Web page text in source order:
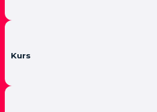
Kurs